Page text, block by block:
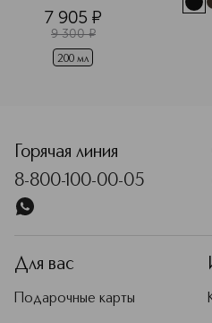
7 905 ¤
9 300 ¤
200 мл
Горячая линия
8-800-100-00-05
Для вас
Подарочные карты